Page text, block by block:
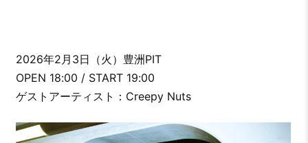
2026年2月3日（火）豊洲PIT
OPEN 18:00 / START 19:00
ゲストアーティスト：Creepy Nuts